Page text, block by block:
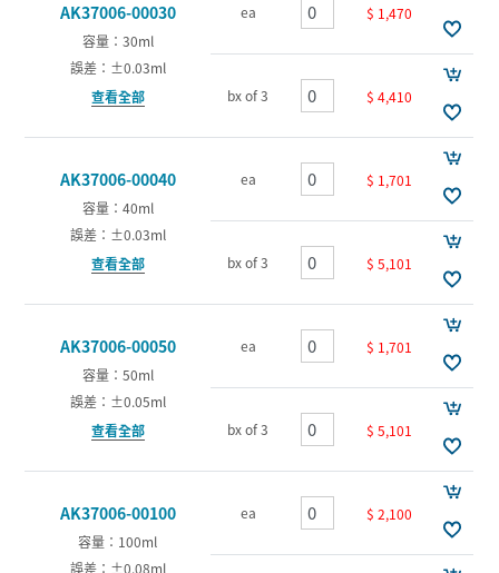
AK37006-00030
容量：30ml
誤差：±0.03ml
查看全部
ea $ 1,470
bx of 3 $ 4,410
AK37006-00040
容量：40ml
誤差：±0.03ml
查看全部
ea $ 1,701
bx of 3 $ 5,101
AK37006-00050
容量：50ml
誤差：±0.05ml
查看全部
ea $ 1,701
bx of 3 $ 5,101
AK37006-00100
容量：100ml
誤差：±0.08ml
ea $ 2,100